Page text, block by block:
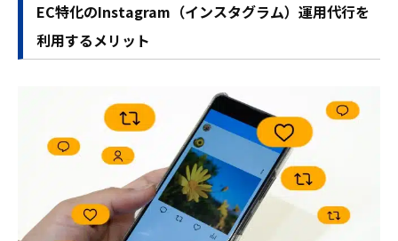
EC特化のInstagram（インスタグラム）運用代行を
利用するメリット